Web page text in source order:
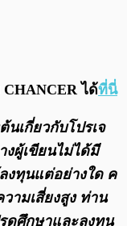
ได้ที่นี่
นเกี่ยวกับโปรเจ
งผู้เขียนไม่ได้มี
งทุนแต่อย่างใด ค
ามเสี่ยงสูง ท่าน
ดศึกษาและลงทุน